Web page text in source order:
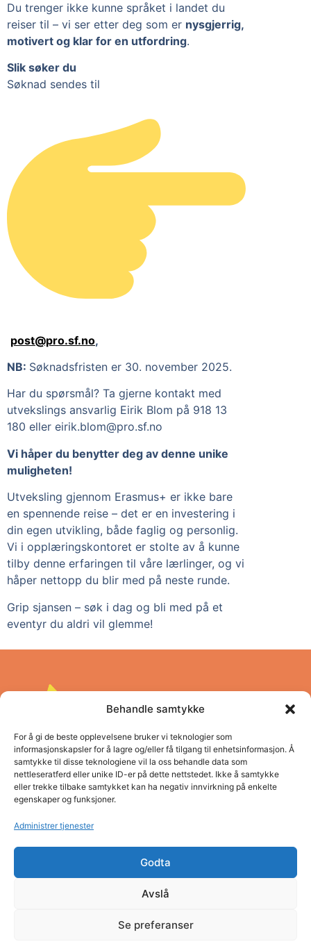
Behandle samtykke
For å gi de beste opplevelsene bruker vi teknologier som
informasjonskapsler for å lagre og/eller få tilgang til enhetsinformasjon. Å
samtykke til disse teknologiene vil la oss behandle data som
nettleseratferd eller unike ID-er på dette nettstedet. Ikke å samtykke
eller trekke tilbake samtykket kan ha negativ innvirkning på enkelte
egenskaper og funksjoner.
Administrer tjenester
Godta
Avslå
Se preferanser
Du trenger ikke kunne språket i landet du
reiser til – vi ser etter deg som er nysgjerrig,
motivert og klar for en utfordring.
Slik søker du
Søknad sendes til
post@pro.sf.no,
NB: Søknadsfristen er 30. november 2025.
Har du spørsmål? Ta gjerne kontakt med
utvekslings ansvarlig Eirik Blom på 918 13
180 eller eirik.blom@pro.sf.no
Vi håper du benytter deg av denne unike
muligheten!
Utveksling gjennom Erasmus+ er ikke bare
en spennende reise – det er en investering i
din egen utvikling, både faglig og personlig.
Vi i opplæringskontoret er stolte av å kunne
tilby denne erfaringen til våre lærlinger, og vi
håper nettopp du blir med på neste runde.
Grip sjansen – søk i dag og bli med på et
eventyr du aldri vil glemme!
Pro Vestland opplæringskontor
Adresse: Concordbygget, Firdaveien 6
Telefon: (+47) 57 83 22 60
E-post: post@pro.sf.no
Organisasjonsnummer: NO980 026 655